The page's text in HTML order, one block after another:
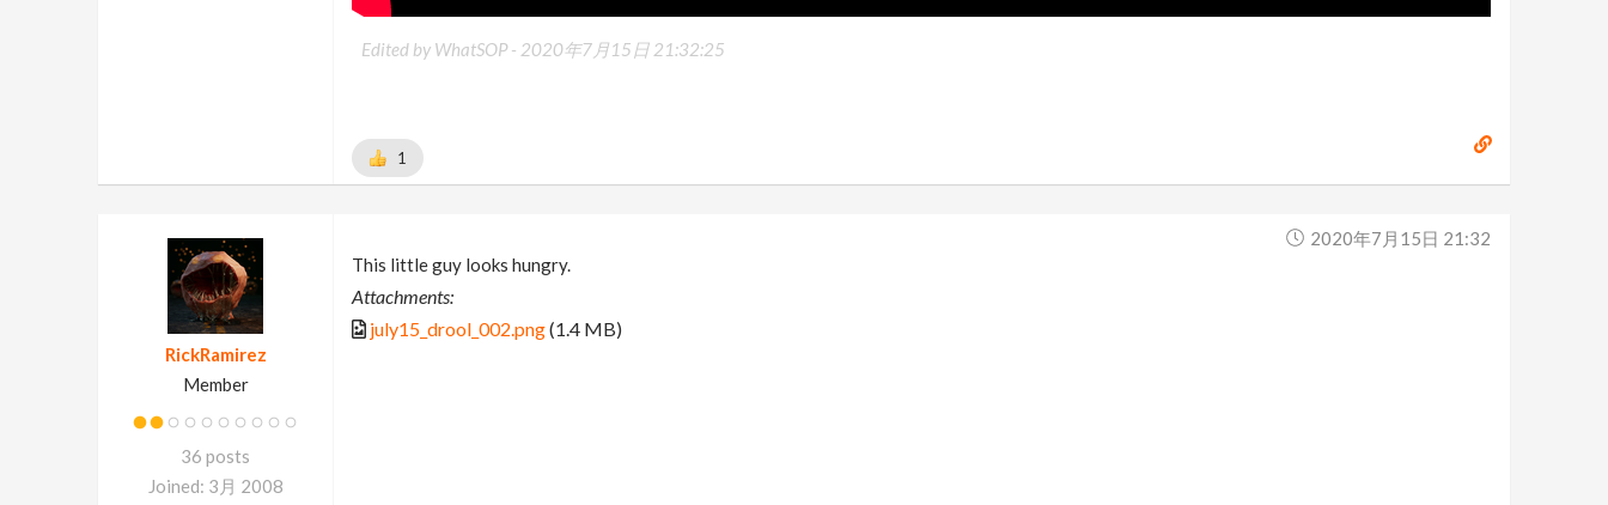
Edited by WhatSOP - 2020年7月15日 21:32:25
1
RickRamirez
Member
36 posts
Joined: 3月 2008
2020年7月15日 21:32
This little guy looks hungry.
Attachments:
july15_drool_002.png(1.4 MB)